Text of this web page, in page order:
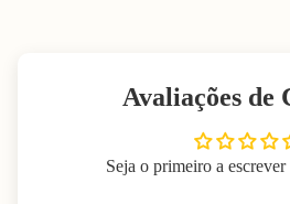
Avaliações de
Seja o primeiro a